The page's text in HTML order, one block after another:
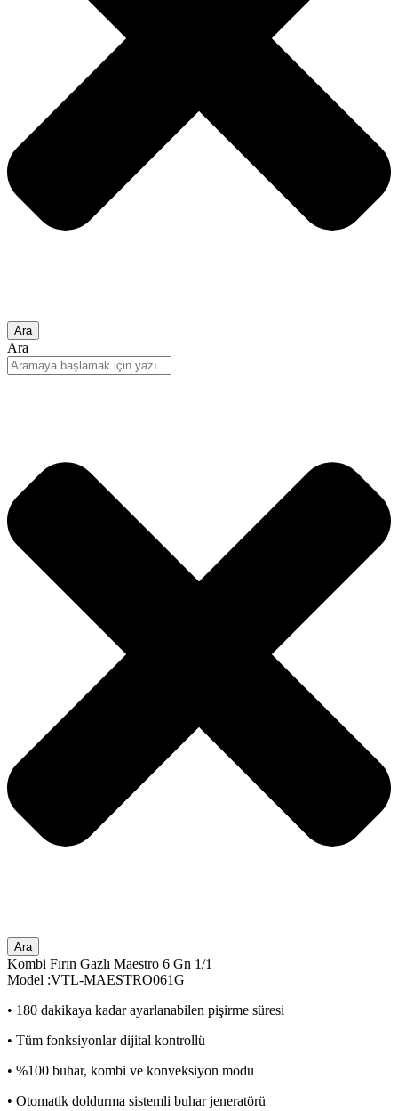
Ara
Ara
Ara
Kombi Fırın Gazlı Maestro 6 Gn 1/1
Model :VTL-MAESTRO061G
• 180 dakikaya kadar ayarlanabilen pişirme süresi
• Tüm fonksiyonlar dijital kontrollü
• %100 buhar, kombi ve konveksiyon modu
• Otomatik doldurma sistemli buhar jeneratörü